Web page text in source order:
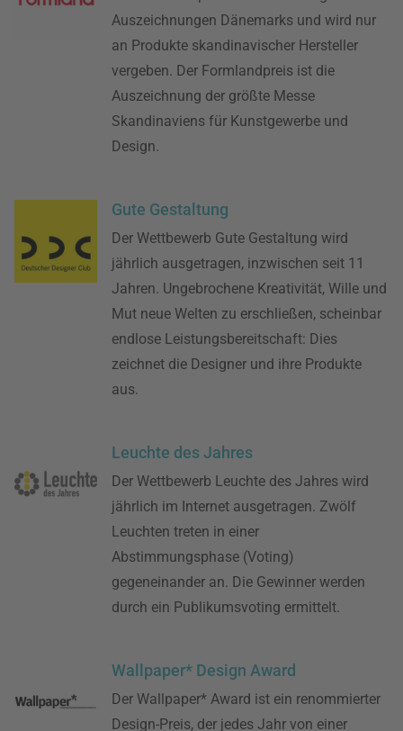
Auszeichnungen Dänemarks und wird nur
an Produkte skandinavischer Hersteller
vergeben. Der Formlandpreis ist die
Auszeichnung der größte Messe
Skandinaviens für Kunstgewerbe und
Design.
Gute Gestaltung
Der Wettbewerb Gute Gestaltung wird
jährlich ausgetragen, inzwischen seit 11
Jahren. Ungebrochene Kreativität, Wille und
Mut neue Welten zu erschließen, scheinbar
endlose Leistungsbereitschaft: Dies
zeichnet die Designer und ihre Produkte
aus.
Leuchte des Jahres
Der Wettbewerb Leuchte des Jahres wird
jährlich im Internet ausgetragen. Zwölf
Leuchten treten in einer
Abstimmungsphase (Voting)
gegeneinander an. Die Gewinner werden
durch ein Publikumsvoting ermittelt.
Wallpaper* Design Award
Der Wallpaper* Award ist ein renommierter
Design-Preis, der jedes Jahr von einer